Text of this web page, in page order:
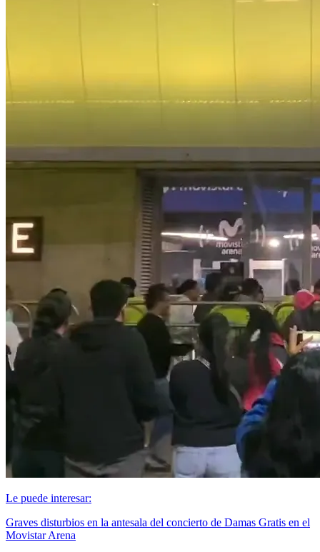
Le puede interesar:
Graves disturbios en la antesala del concierto de Damas Gratis en el
Movistar Arena